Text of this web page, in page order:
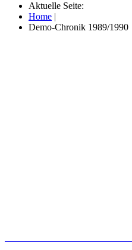
Aktuelle Seite:
Home |
Demo-Chronik 1989/1990